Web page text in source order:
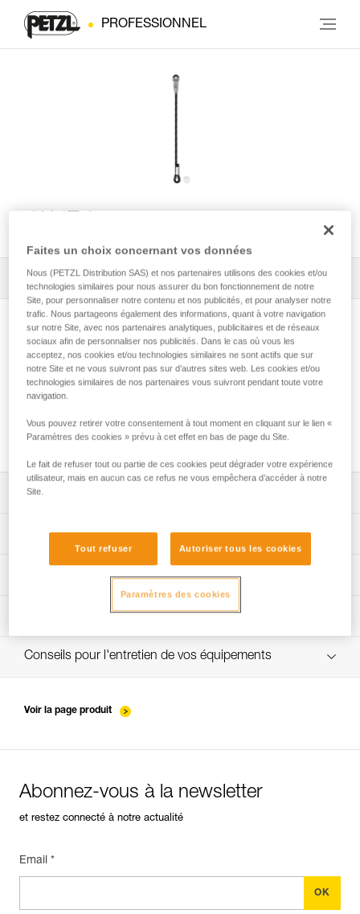
PROFESSIONNEL
Tous les conseils techniques 1 Filtrer
ou PROGRESS ADJUST-I nouée
Technical Notice
App pour contrôler et suivre vos EPI
Procédure de vérification EPI
verif-EPI-longe-corde-non-reglable-procedure-FR
Fiche de suivi EPI
verif-EPI-longe-corde-non-reglable-suivi-FR
Conseils pour l'entretien de vos équipements
Voir la page produit
Abonnez-vous à la newsletter
et restez connecté à notre actualité
Email *
Faites un choix concernant vos données
Nous (PETZL Distribution SAS) et nos partenaires utilisons des cookies et/ou
technologies similaires pour nous assurer du bon fonctionnement de notre
Site, pour personnaliser notre contenu et nos publicités, et pour analyser notre
trafic. Nous partageons également des informations, quant à votre navigation
sur notre Site, avec nos partenaires analytiques, publicitaires et de réseaux
sociaux afin de personnaliser nos publicités. Dans le cas où vous les
acceptez, nos cookies et/ou technologies similaires ne sont actifs que sur
notre Site et ne vous suivront pas sur d’autres sites web. Les cookies et/ou
technologies similaires de nos partenaires vous suivront pendant toute votre
navigation.
Vous pouvez retirer votre consentement à tout moment en cliquant sur le lien «
Paramètres des cookies » prévu à cet effet en bas de page du Site.
Le fait de refuser tout ou partie de ces cookies peut dégrader votre expérience
utilisateur, mais en aucun cas ce refus ne vous empêchera d’accéder à notre
Site.
Tout refuser Autoriser tous les cookies
Paramètres des cookies